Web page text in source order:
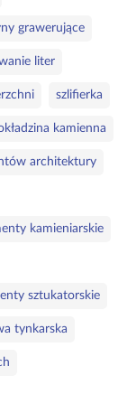
grawerujące
liter
szlifierka
kamienna
architektury
kamieniarskie
sztukatorskie
tynkarska